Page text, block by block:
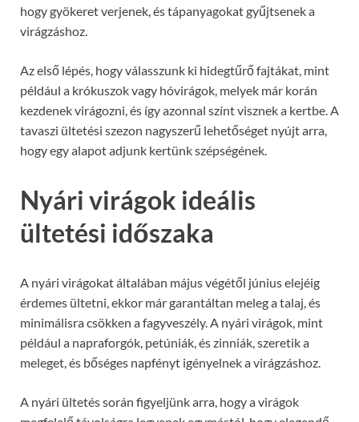
hogy gyökeret verjenek, és tápanyagokat gyűjtsenek a
virágzáshoz.
Az első lépés, hogy válasszunk ki hidegtűrő fajtákat, mint
például a krókuszok vagy hóvirágok, melyek már korán
kezdenek virágozni, és így azonnal színt visznek a kertbe. A
tavaszi ültetési szezon nagyszerű lehetőséget nyújt arra,
hogy egy alapot adjunk kertünk szépségének.
Nyári virágok ideális
ültetési időszaka
A nyári virágokat általában május végétől június elejéig
érdemes ültetni, ekkor már garantáltan meleg a talaj, és
minimálisra csökken a fagyveszély. A nyári virágok, mint
például a napraforgók, petúniák, és zinniák, szeretik a
meleget, és bőséges napfényt igényelnek a virágzáshoz.
A nyári ültetés során figyeljünk arra, hogy a virágok